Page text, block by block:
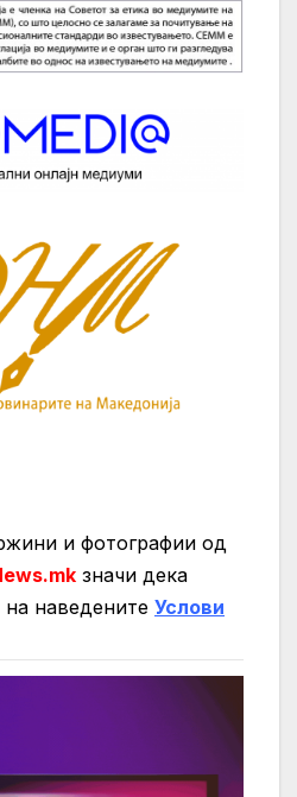
и фотографии од
значи дека
на нaведените Услови